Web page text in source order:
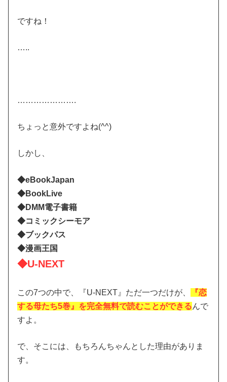
ですね！
…..
………………….
ちょっと意外ですよね(^^)
しかし、
◆eBookJapan
◆BookLive
◆DMM電子書籍
◆コミックシーモア
◆ブックパス
◆漫画王国
◆U-NEXT
この7つの中で、『U-NEXT』ただ一つだけが、
『恋
する母たち5巻』を完全無料で読むことができるんで
すよ。
で、そこには、もちろんちゃんとした理由がありま
す。